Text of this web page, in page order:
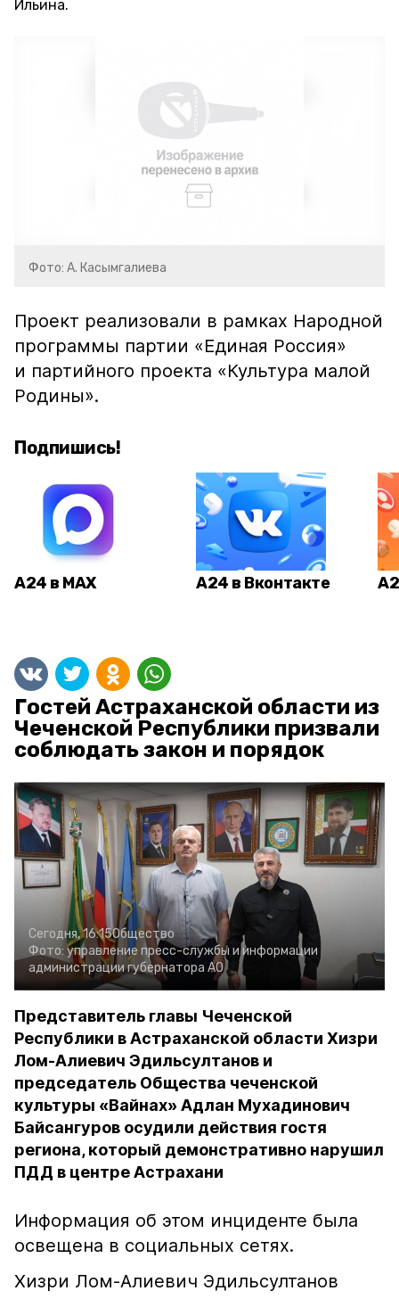
Ильина.
Фото: А. Касымгалиева
Проект реализовали в рамках Народной
программы партии «Единая Россия»
и партийного проекта «Культура малой
Родины».
Подпишись!
А24 в MAX А24 в Вконтакте
Гостей Астраханской области из
Чеченской Республики призвали
соблюдать закон и порядок
Сегодня, 16:15Общество
Фото: управление пресс-службы и информации
администрации губернатора АО
Представитель главы Чеченской
Республики в Астраханской области Хизри
Лом-Алиевич Эдильсултанов и
председатель Общества чеченской
культуры «Вайнах» Адлан Мухадинович
Байсангуров осудили действия гостя
региона, который демонстративно нарушил
ПДД в центре Астрахани
Информация об этом инциденте была
освещена в социальных сетях.
Хизри Лом-Алиевич Эдильсултанов